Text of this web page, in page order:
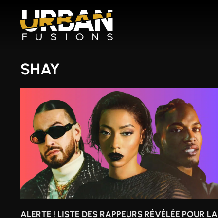
contenu
SHAY
ALERTE ! LISTE DES RAPPEURS RÉVÉLÉE POUR LA